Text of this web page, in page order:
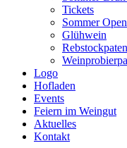
Tickets
Sommer
Glühwein
Logo
Hofladen
Events
Feiern im Weingut
Aktuelles
Kontakt